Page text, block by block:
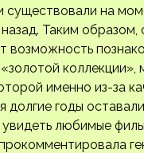
существовали на
Таким
возможность
коллекции»,
именно из-за
долгие годы
любимые